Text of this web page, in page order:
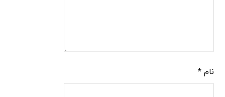
نام*